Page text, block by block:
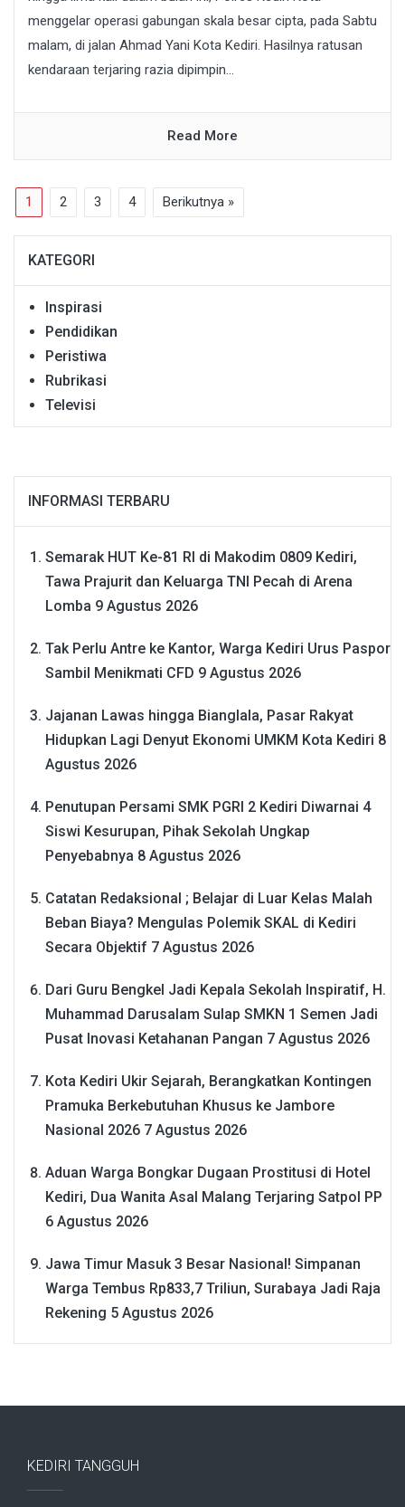
menggelar operasi gabungan skala besar cipta, pada Sabtu
malam, di jalan Ahmad Yani Kota Kediri. Hasilnya ratusan
kendaraan terjaring razia dipimpin...
Read More
1 2 3 4 Berikutnya »
KATEGORI
Inspirasi
Pendidikan
Peristiwa
Rubrikasi
Televisi
INFORMASI TERBARU
Semarak HUT Ke-81 RI di Makodim 0809 Kediri,
Tawa Prajurit dan Keluarga TNI Pecah di Arena
Lomba 9 Agustus 2026
Tak Perlu Antre ke Kantor, Warga Kediri Urus Paspor
Sambil Menikmati CFD 9 Agustus 2026
Jajanan Lawas hingga Bianglala, Pasar Rakyat
Hidupkan Lagi Denyut Ekonomi UMKM Kota Kediri 8
Agustus 2026
Penutupan Persami SMK PGRI 2 Kediri Diwarnai 4
Siswi Kesurupan, Pihak Sekolah Ungkap
Penyebabnya 8 Agustus 2026
Catatan Redaksional ; Belajar di Luar Kelas Malah
Beban Biaya? Mengulas Polemik SKAL di Kediri
Secara Objektif 7 Agustus 2026
Dari Guru Bengkel Jadi Kepala Sekolah Inspiratif, H.
Muhammad Darusalam Sulap SMKN 1 Semen Jadi
Pusat Inovasi Ketahanan Pangan 7 Agustus 2026
Kota Kediri Ukir Sejarah, Berangkatkan Kontingen
Pramuka Berkebutuhan Khusus ke Jambore
Nasional 2026 7 Agustus 2026
Aduan Warga Bongkar Dugaan Prostitusi di Hotel
Kediri, Dua Wanita Asal Malang Terjaring Satpol PP
6 Agustus 2026
Jawa Timur Masuk 3 Besar Nasional! Simpanan
Warga Tembus Rp833,7 Triliun, Surabaya Jadi Raja
Rekening 5 Agustus 2026
KEDIRI TANGGUH